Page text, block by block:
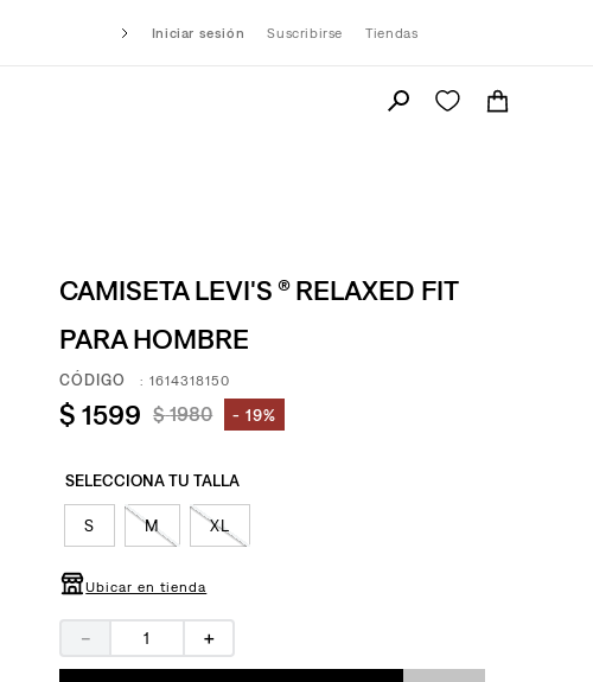
Iniciar sesión Suscribirse Tiendas
CAMISETA LEVI'S ® RELAXED FIT
PARA HOMBRE
:1614318150
$ 1599 $ 1980 19%
S M XL
Ubicar en tienda
＋
－